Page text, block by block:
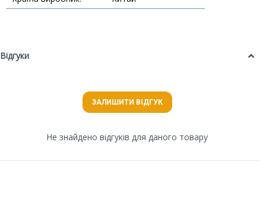
Відгуки
ЗАЛИШИТИ ВІДГУК
Не знайдено відгуків для даного товару